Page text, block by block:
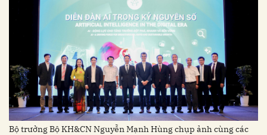
Bộ trưởng Bộ KH&CN Nguyễn Mạnh Hùng chụp ảnh cùng các